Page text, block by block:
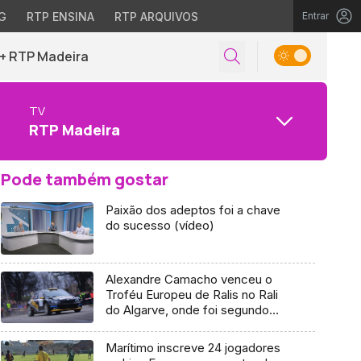
RTP ENSINA RTP ARQUIVOS Entrar
+ RTP Madeira
TV
RTP Madeira
Pode também gostar
Paixão dos adeptos foi a chave
do sucesso (vídeo)
Alexandre Camacho venceu o
Troféu Europeu de Ralis no Rali
do Algarve, onde foi segundo
Marítimo inscreve 24 jogadores